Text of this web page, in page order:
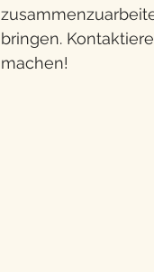
bringen.
machen!